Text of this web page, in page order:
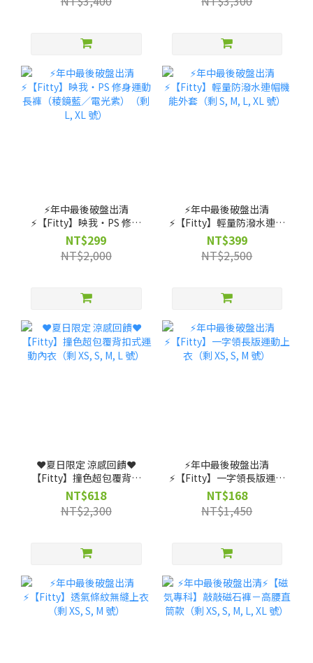
⚡️年中最後破盤出清
⚡️【Fitty】映我・PS 修身
運動長褲（稜鏡藍／電光
紫）（剩 L, XL 號）
NT$299
NT$2,000
⚡️年中最後破盤出清
⚡️【Fitty】輕量防潑水連帽
機能外套（剩 S, M, L, XL
號）
NT$399
NT$2,500
❤️夏日限定 涼感回饋❤️
【Fitty】撞色超包覆背扣
式運動內衣（剩 XS, S, M, L
號）
NT$618
NT$2,300
⚡️年中最後破盤出清
⚡️【Fitty】一字領長版運動
上衣（剩 XS, S, M 號）
NT$168
NT$1,450